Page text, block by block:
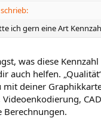
ich gern eine Art
was diese
auch helfen.
mit deiner
Videoenkodierung,
Berechnungen.